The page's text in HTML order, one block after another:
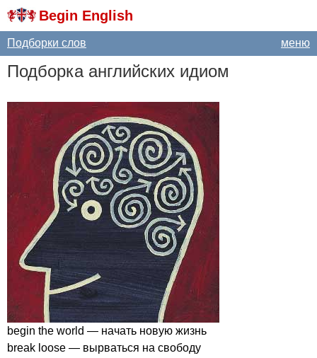
Begin English
меню
Подборки слов
Подборка английских идиом
begin the world — начать новую жизнь
break loose — вырваться на свободу